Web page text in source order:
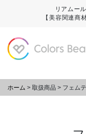
リアムー
【美容関連商
ホーム > 取扱商品 > フェム